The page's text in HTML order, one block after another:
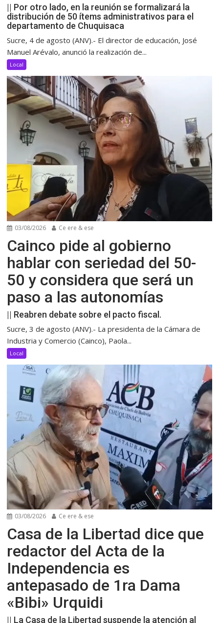
|| Por otro lado, en la reunión se formalizará la
distribución de 50 ítems administrativos para el
departamento de Chuquisaca
Sucre, 4 de agosto (ANV).- El director de educación, José
Manuel Arévalo, anunció la realización de...
Local
03/08/2026 Ce ere & ese
Cainco pide al gobierno
hablar con seriedad del 50-
50 y considera que será un
paso a las autonomías
|| Reabren debate sobre el pacto fiscal.
Sucre, 3 de agosto (ANV).- La presidenta de la Cámara de
Industria y Comercio (Cainco), Paola...
Local
03/08/2026 Ce ere & ese
Casa de la Libertad dice que
redactor del Acta de la
Independencia es
antepasado de 1ra Dama
«Bibi» Urquidi
|| La Casa de la Libertad suspende la atención al